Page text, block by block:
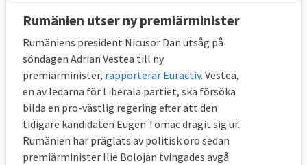
Rumänien utser ny premiärminister
Rumäniens president Nicusor Dan utsåg på
söndagen Adrian Vestea till ny
premiärminister, rapporterar Euractiv. Vestea,
en av ledarna för Liberala partiet, ska försöka
bilda en pro-västlig regering efter att den
tidigare kandidaten Eugen Tomac dragit sig ur.
Rumänien har präglats av politisk oro sedan
premiärminister Ilie Bolojan tvingades avgå